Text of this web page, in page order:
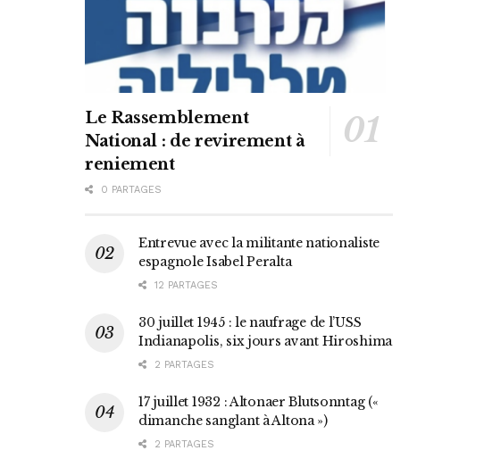
Le Rassemblement
National : de revirement à
reniement
0 PARTAGES
Entrevue avec la militante nationaliste
espagnole Isabel Peralta
12 PARTAGES
30 juillet 1945 : le naufrage de l’USS
Indianapolis, six jours avant Hiroshima
2 PARTAGES
17 juillet 1932 : Altonaer Blutsonntag («
dimanche sanglant à Altona »)
2 PARTAGES